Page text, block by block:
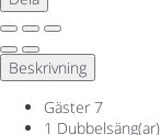
Beskrivning
Gäster 7
1 Dubbelsäng(ar)